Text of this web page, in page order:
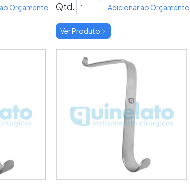
Orçamento Qtd. Adicionar ao Orçamento
Ver Produto